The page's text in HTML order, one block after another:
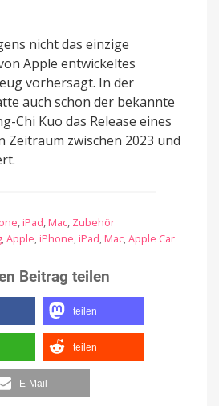
nicht das einzige
Apple entwickeltes
vorhersagt. In der
auch schon der bekannte
Chi Kuo das Release eines
Zeitraum zwischen 2023 und
, iPad, Mac, Zubehör
,Apple, iPhone, iPad, Mac,Apple Car
Beitrag teilen
teilen
teilen
E-Mail